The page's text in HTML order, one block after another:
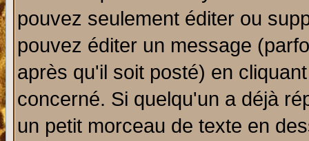
pouvez seulement éditer ou
pouvez éditer un message
après qu'il soit posté) en
concerné. Si quelqu'un a déjà
un petit morceau de texte en